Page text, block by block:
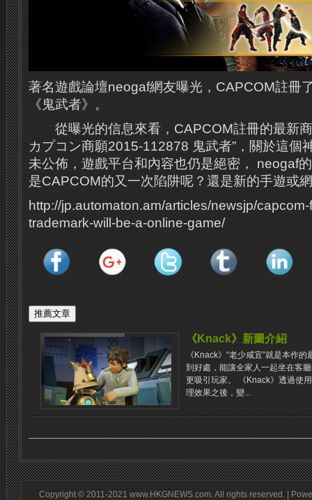
著名遊戲論壇neogaf網友曝光，CAPCOM註
《鬼武者》。
從曝光的信息來看，CAPCOM註冊的最新商
カプコン商願2015-112878 鬼武者”，關於這個
未公佈，遊戲平台和內容也仍是絕密， neogaf
是CAPCOM的又一次陷阱呢？還是新的手遊或
http://jp.automaton.am/articles/newsjp/
trademark-will-be-a-online-game/
《Knack》新圖介紹
《Knack》“老少咸宜”就是本作
到好處，能讓全家人一起坐在客
更吸引玩家。 《Knack》透過使
理效果之後，變...
Copyright © 2011-2021 www.HKGNEWS.com. All rights reserved. |